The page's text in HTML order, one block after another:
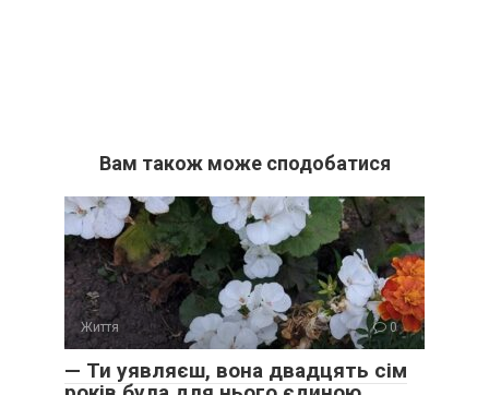
Вам також може сподобатися
Життя 0
— Ти уявляєш, вона двадцять сім